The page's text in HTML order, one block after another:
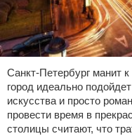
Санкт-Петербург манит
город идеально
искусства и просто
провести время в
столицы считают, что